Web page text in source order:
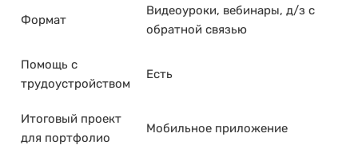
Формат
Видеоуроки, вебинары, д/з с
обратной связью
Помощь с
трудоустройством
Есть
Итоговый проект
для портфолио
Мобильное приложение